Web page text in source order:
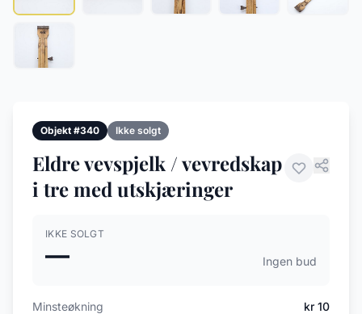
Objekt #340 Ikke solgt
Eldre vevspjelk / vevredskap
i tre med utskjæringer
IKKE SOLGT
— Ingen bud
Minsteøkning
kr 10